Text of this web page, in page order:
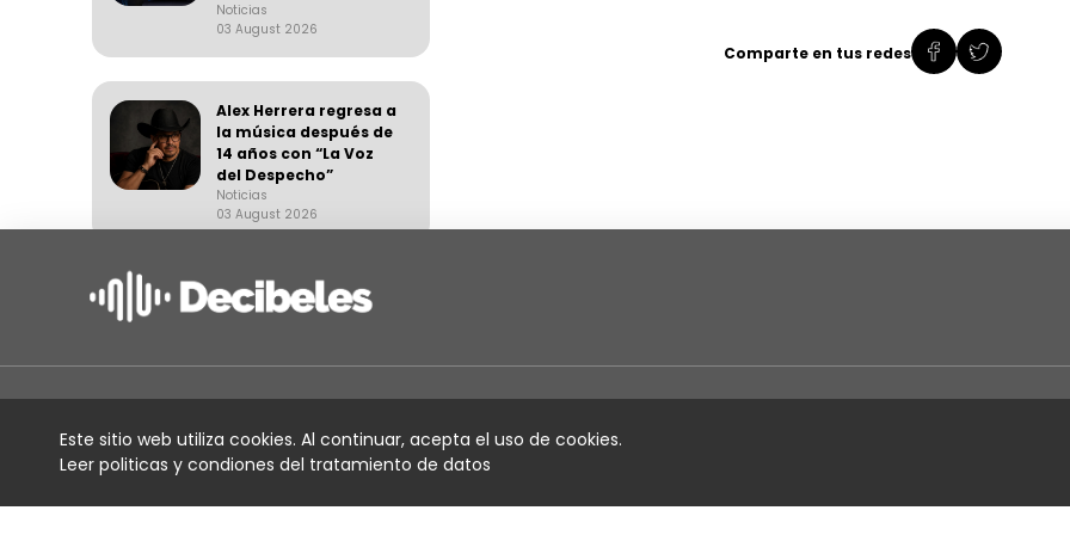
Noticias
03 August 2026
Alex Herrera regresa a
la música después de
14 años con “La Voz
del Despecho”
Noticias
03 August 2026
Suena Decibeles:
Willy García y más
Moa Rivera debutó en
Colombia con
Cali y Medellín
Comparte en tus redes
Servicios
Para productores
Directorios
Colombia Hits
Este sitio web utiliza cookies. Al continuar, acepta el uso de cookies.
Leer politicas y condiones del tratamiento de datos